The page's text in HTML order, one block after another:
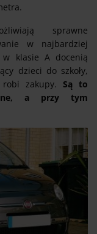
sprawne
w najbardziej
w klasie A docenią
dzieci do szkoły,
zakupy. Są to
a przy tym